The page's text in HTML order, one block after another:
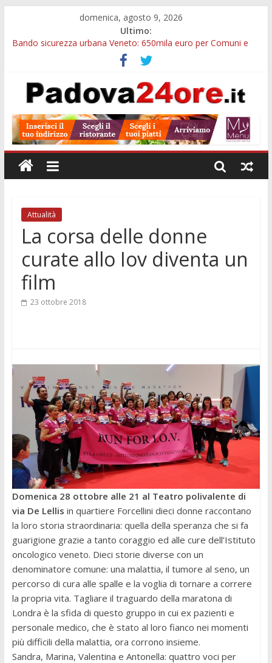
domenica, agosto 9, 2026
Ultimo:
Bando sicurezza urbana Veneto: 650mila euro per Comuni e
Restauro 2026, chiuse le domande: 2,5 milioni per formare
nuove competenze in Veneto
Calici di Stelle Arzergrande: astronomia, musica e sapori al
Notizie di Padova alle ore 10: censimento a Monselice, arresto
antidroga e siccità
Notizie di Padova alle ore 23: maltrattamenti, arresto a
Limena e progetto Cool Shop
Attualità
La corsa delle donne
curate allo Iov diventa un
film
23 ottobre 2018
Domenica 28 ottobre alle 21 al Teatro polivalente di
via De Lellis in quartiere Forcellini dieci donne raccontano
la loro storia straordinaria: quella della speranza che si fa
guarigione grazie a tanto coraggio ed alle cure dell’Istituto
oncologico veneto. Dieci storie diverse con un
denominatore comune: una malattia, il tumore al seno, un
percorso di cura alle spalle e la voglia di tornare a correre
la propria vita. Tagliare il traguardo della maratona di
Londra è la sfida di questo gruppo in cui ex pazienti e
personale medico, che è stato al loro fianco nei momenti
più difficili della malattia, ora corrono insieme.
Sandra, Marina, Valentina e Antonella: quattro voci per